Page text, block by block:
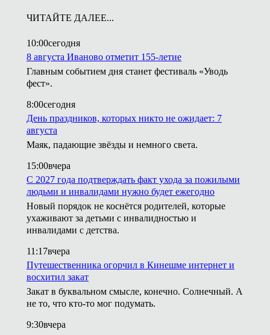
ЧИТАЙТЕ ДАЛЕЕ...
10:00сегодня
8 августа Иваново отметит 155-летие
Главным событием дня станет фестиваль «Уводь
фест».
8:00сегодня
День праздников, которых никто не ожидает: 7
августа
Маяк, падающие звёзды и немного света.
15:00вчера
С 2027 года подтверждать факт ухода за пожилыми
людьми и инвалидами нужно будет ежегодно
Новый порядок не коснётся родителей, которые
ухаживают за детьми с инвалидностью и
инвалидами с детства.
11:17вчера
Путешественника огорчил в Кинешме интернет и
восхитил закат
Закат в буквальном смысле, конечно. Солнечный. А
не то, что кто-то мог подумать.
9:30вчера